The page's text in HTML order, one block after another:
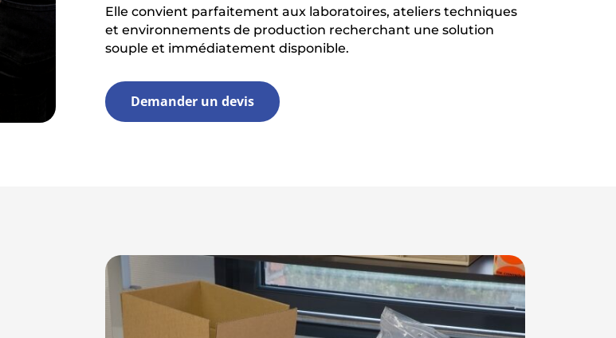
Elle convient parfaitement aux laboratoires, ateliers techniques
et environnements de production recherchant une solution
souple et immédiatement disponible.
Demander un devis